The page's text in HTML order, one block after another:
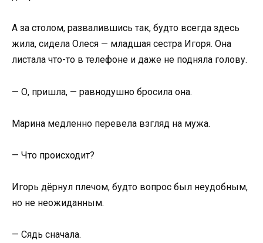
А за столом, развалившись так, будто всегда здесь
жила, сидела Олеся — младшая сестра Игоря. Она
листала что-то в телефоне и даже не подняла голову.
— О, пришла, — равнодушно бросила она.
Марина медленно перевела взгляд на мужа.
— Что происходит?
Игорь дёрнул плечом, будто вопрос был неудобным,
но не неожиданным.
— Сядь сначала.